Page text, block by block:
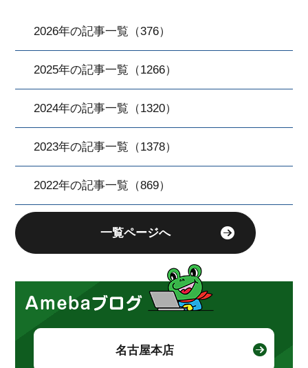
2026年の記事一覧（376）
2025年の記事一覧（1266）
2024年の記事一覧（1320）
2023年の記事一覧（1378）
2022年の記事一覧（869）
一覧ページへ
名古屋本店